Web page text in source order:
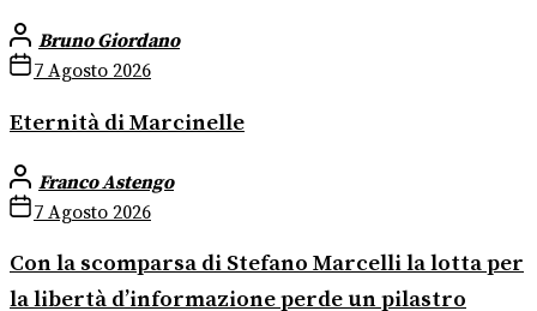
Bruno Giordano
7 Agosto 2026
Eternità di Marcinelle
Franco Astengo
7 Agosto 2026
Con la scomparsa di Stefano Marcelli la lotta per
la libertà d’informazione perde un pilastro